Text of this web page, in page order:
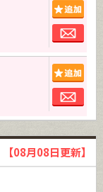
【08月08日更新】